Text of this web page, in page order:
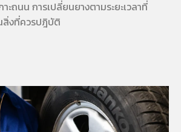
ะถนน การเปลี่ยนยางตามระยะเวลาที่
สิ่งที่ควรปฎิบัติ